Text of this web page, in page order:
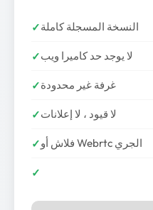
النسخة المسجلة كاملة
لا يوجد حد كاميرا ويب
غرفة غير محدودة
لا قيود ، لا إعلانات
فلاش أو Webrtc الجري